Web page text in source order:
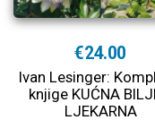
€24.00
Ivan Lesinger:
knjige KUĆNA
LJEKARNA